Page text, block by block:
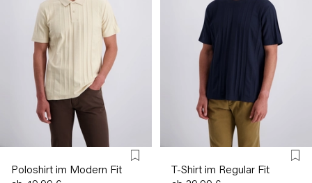
Poloshirt im Modern Fit
T-Shirt im Regular Fit